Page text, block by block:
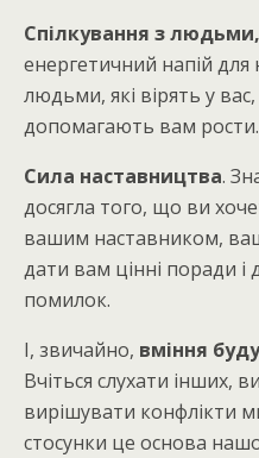
Спілкування з
енергетичний напій для
людьми, які вірять у вас,
допомагають вам рости.
Сила наставництва.
досягла того, що ви
вашим наставником,
дати вам цінні поради
помилок.
І, звичайно, вміння
Вчіться слухати інших,
вирішувати конфлікти
стосунки це основа